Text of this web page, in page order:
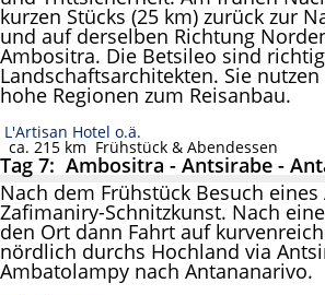
kurzen Stücks (25 km) zurück zur
und auf derselben Richtung
Ambositra. Die Betsileo sind
Landschaftsarchitekten. Sie
hohe Regionen zum Reisanbau.
L'Artisan Hotel o.ä.
ca. 215 km Frühstück & Abendessen
Tag 7: Ambositra - Antsirabe -
Nach dem Frühstück Besuch
Zafimaniry-Schnitzkunst. Nach
den Ort dann Fahrt auf
nördlich durchs Hochland via
Ambatolampy nach Antananarivo.